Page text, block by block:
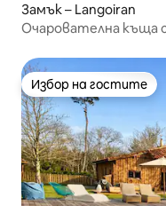
Замък – Langoiran
Очарователна къща
Избор на гостите
Избор на гостите